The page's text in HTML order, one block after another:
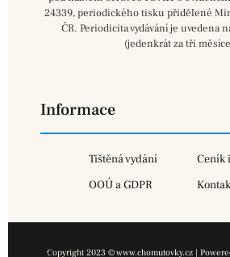
24339, periodického tisku přidělené
ČR. Periodicita vydávání je uvedena
(jedenkrát za tři
Informace
Tištěná vydání
Ceník
OOÚ a GDPR
Copyright 2023 © www.chomutovky.cz |